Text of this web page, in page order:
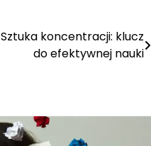
Sztuka koncentracji: klucz
do efektywnej nauki